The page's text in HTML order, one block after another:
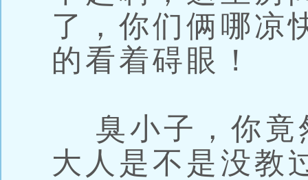
了，你们俩哪凉
的看着碍眼！
臭小子，你竟
大人是不是没教